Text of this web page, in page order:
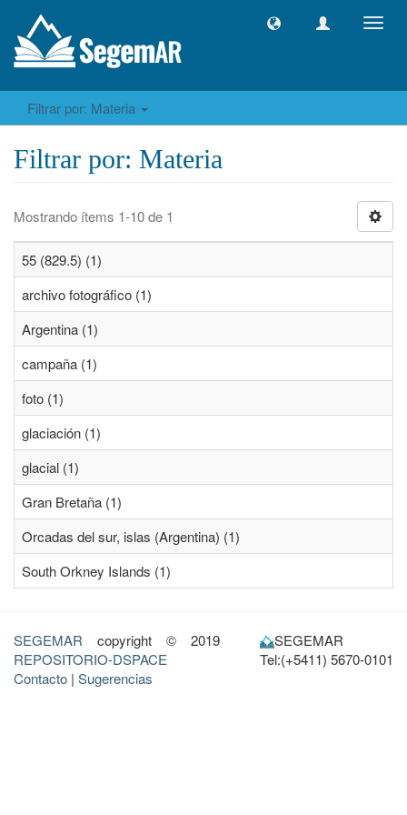
Filtrar por: Materia
Filtrar por: Materia
Mostrando ítems 1-10 de 1
55 (829.5) (1)
archivo fotográfico (1)
Argentina (1)
campaña (1)
foto (1)
glaciación (1)
glacial (1)
Gran Bretaña (1)
Orcadas del sur, islas (Argentina) (1)
South Orkney Islands (1)
SEGEMAR copyright © 2019
REPOSITORIO-DSPACE
Contacto | Sugerencias
SEGEMAR
Tel:(+5411) 5670-0101